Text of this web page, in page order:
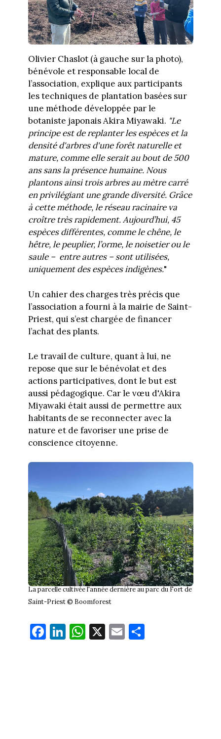
Olivier Chaslot (à gauche sur la photo),
bénévole et responsable local de
l’association, explique aux participants
les techniques de plantation basées sur
une méthode développée par le
botaniste japonais Akira Miyawaki. "Le
principe est de replanter les espèces et la
densité d'arbres d'une forêt naturelle et
mature, comme elle serait au bout de 500
ans sans la présence humaine. Nous
plantons ainsi trois arbres au mètre carré
en privilégiant une grande diversité. Grâce
à cette méthode, le réseau racinaire va
croître très rapidement. Aujourd’hui, 45
espèces différentes, comme le chêne, le
hêtre, le peuplier, l’orme, le noisetier ou le
saule – entre autres – sont utilisées,
uniquement des espèces indigènes."
Un cahier des charges très précis que
l’association a fourni à la mairie de Saint-
Priest, qui s’est chargée de financer
l’achat des plants.
Le travail de culture, quant à lui, ne
repose que sur le bénévolat et des
actions participatives, dont le but est
aussi pédagogique. Car le vœu d'Akira
Miyawaki était aussi de permettre aux
habitants de se reconnecter avec la
nature et de favoriser une prise de
conscience citoyenne.
La parcelle cultivée l'année dernière au parc du Fort de
Saint-Priest © Boomforest
Fa
ce
Li
nk
W
ha
X E
m
Pa